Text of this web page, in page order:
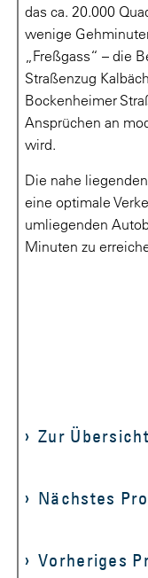
das ca. 20.000
wenige
„Freßgass“ – die
Straßenzug
Bockenheimer
Ansprüchen an
wird.
Die nahe
eine optimale
umliegenden
Minuten zu
Zur Übersicht
Nächstes
Vorheriges